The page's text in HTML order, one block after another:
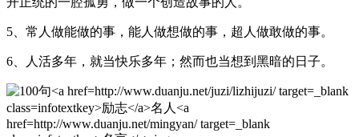
5、常人做能做的事，能人做想做的事，超人做敢做的事。
6、人活多年，就当快乐多年；然而也当想到黑暗的日子。